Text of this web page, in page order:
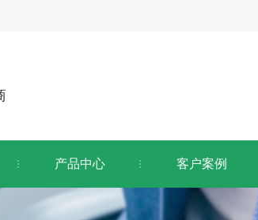
产品中心 客户案例